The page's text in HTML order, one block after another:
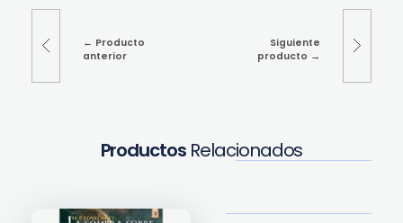
Producto
anterior
Siguiente
producto
Productos Relacionados